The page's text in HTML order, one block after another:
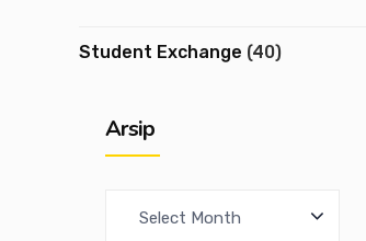
Student Exchange (40)
Arsip